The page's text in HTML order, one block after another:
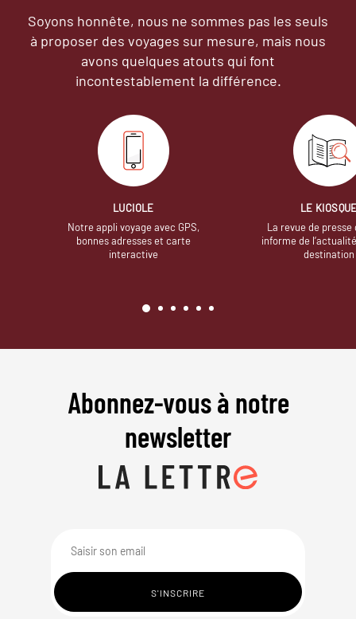
Soyons honnête, nous ne sommes pas les seuls
à proposer des voyages sur mesure, mais nous
avons quelques atouts qui font
incontestablement la différence.
LUCIOLE
Notre appli voyage avec GPS,
bonnes adresses et carte
interactive
LE
La revue de presse
informe de
destination
Abonnez-vous à notre
newsletter